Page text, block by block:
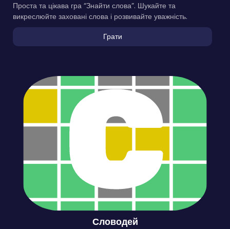
Проста та цікава гра “Знайти слова”. Шукайте та
викреслюйте заховані слова і розвивайте уважність.
Грати
Словодей